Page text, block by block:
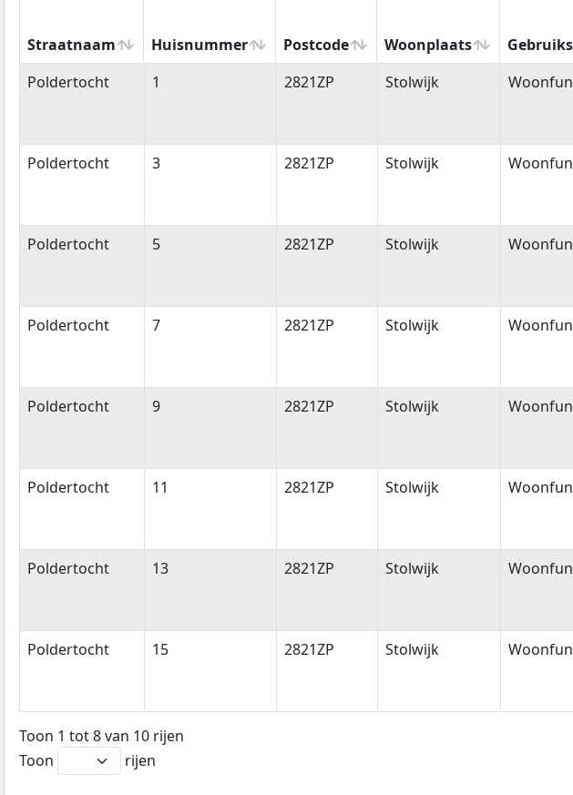
Straatnaam Huisnummer Postcode Woonplaats
Straatnaam
Huisnummer Postcode Woonplaats
Poldertocht 1 2821ZP Stolwijk
Poldertocht 3 2821ZP Stolwijk
Poldertocht 5 2821ZP Stolwijk
Poldertocht 7 2821ZP Stolwijk
Poldertocht 9 2821ZP Stolwijk
Poldertocht 11 2821ZP Stolwijk
Poldertocht 13 2821ZP Stolwijk
Poldertocht 15 2821ZP Stolwijk
Toon 1 tot 8 van 10 rijen
Toon
rijen